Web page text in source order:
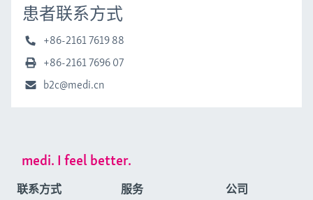
患者联系方式
+86-2161 7619 88
+86-2161 7696 07
b2c@medi.cn
medi. I feel better.
联系方式 服务 公司